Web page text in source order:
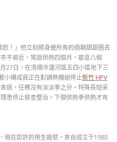
！」他立刻將身邊所有的過期甜甜圈丟
平易近，常說供熱四個月，歇息八個
27日，在洛陽市瀍河區五四小區地下三
小構成員正在對調熱機組停止新竹 HPV
說，任務沒有淡淡季之分。特殊長短采
患停止排查整治，下個供熱季供熱才有
在如許的用生齒號，來自成立于1985